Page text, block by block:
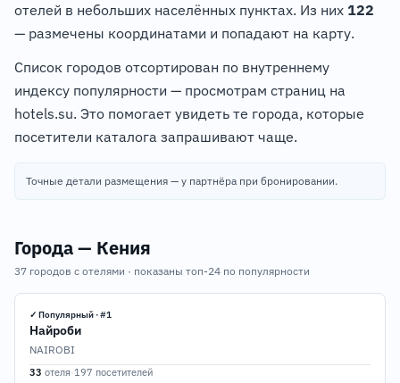
отелей в небольших населённых пунктах. Из них 122
— размечены координатами и попадают на карту.
Список городов отсортирован по внутреннему
индексу популярности — просмотрам страниц на
hotels.su. Это помогает увидеть те города, которые
посетители каталога запрашивают чаще.
Точные детали размещения — у партнёра при бронировании.
Города — Кения
37 городов с отелями · показаны топ-24 по популярности
✓ Популярный · #1
Найроби
NAIROBI
33 отеля·197 посетителей